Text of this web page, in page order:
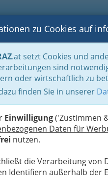
BLOGS FOTOS G
zu Cookies auf
.at setzt Cookies und
sind
oder wirtschaftlich zu
finden Sie in unserer
Einwilligung('Zustimmen
Daten für
nutzen.
die Verarbeitung von
Identifiern außerhalb der
& Handwerk, Gliederung der WKO
Umgebung